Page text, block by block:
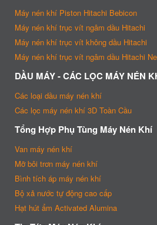
Máy nén khí Piston Hitachi Bebicon
Máy nén khí trục vít ngâm dầu Hitachi
Máy nén khí trục vít không dầu Hitachi
Máy nén khí trục vít ngâm dầu Hitachi
DẦU MÁY - CÁC LỌC MÁY NÉN
Các loại dầu máy nén khí
Các lọc máy nén khí 3D Toàn Cầu
Tổng Hợp Phụ Tùng Máy Nén Khí
Van máy nén khí
Mỡ bôi trơn máy nén khí
Bình tích áp máy nén khí
Bộ xả nước tự động cao cấp
Hạt hút ẩm Activated Alumina